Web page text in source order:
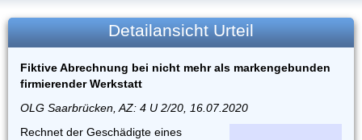
Detailansicht Urteil
Fiktive Abrechnung bei nicht mehr als markengebunden
firmierender Werkstatt
OLG Saarbrücken, AZ: 4 U 2/20, 16.07.2020
Rechnet der Geschädigte eines